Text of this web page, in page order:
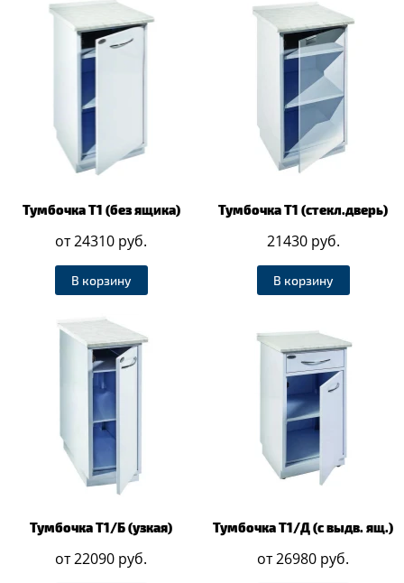
Тумбочка Т1 (без ящика)
от 24310 руб.
В корзину
Тумбочка Т1 (стекл.дверь)
21430 руб.
В корзину
Тумбочка Т1/Б (узкая)
от 22090 руб.
Тумбочка Т1/Д (с выдв. ящ.)
от 26980 руб.